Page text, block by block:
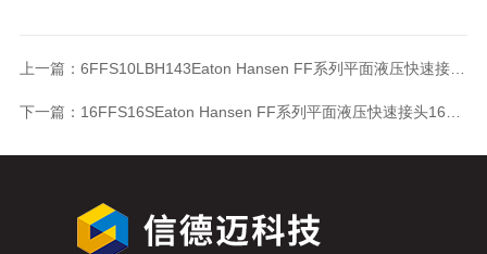
上一篇： 6FFS10LBH143Eaton Hansen FF系列平面液压快速接头6FFS10LBH143
下一篇： 16FFS16SEaton Hansen FF系列平面液压快速接头16FFS16S